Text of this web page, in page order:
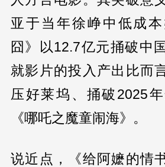
亚于当年徐峥中低成
囧》以12.7亿元捅破中
就影片的投入产出比而
压好莱坞、捅破2025
《哪吒之魔童闹海》。
说近点，《给阿嬷的情